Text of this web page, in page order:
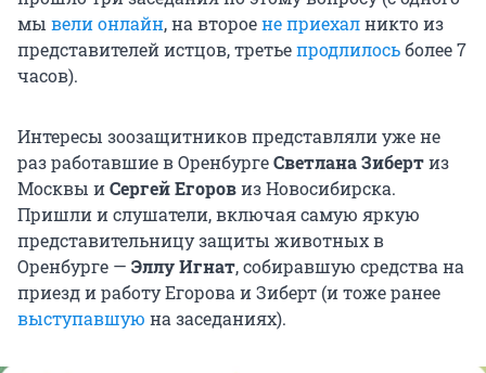
мы вели онлайн, на второене приехалникто из
представителей истцов, третьепродлилосьболее 7
часов).
Интересы зоозащитников представляли уже не
раз работавшие в ОренбургеСветлана Зибертиз
Москвы иСергей Егоровиз Новосибирска.
Пришли и слушатели, включая самую яркую
представительницу защиты животных в
Оренбурге — Эллу Игнат, собиравшую средства на
приезд и работу Егорова и Зиберт (и тоже ранее
выступавшую на заседаниях).